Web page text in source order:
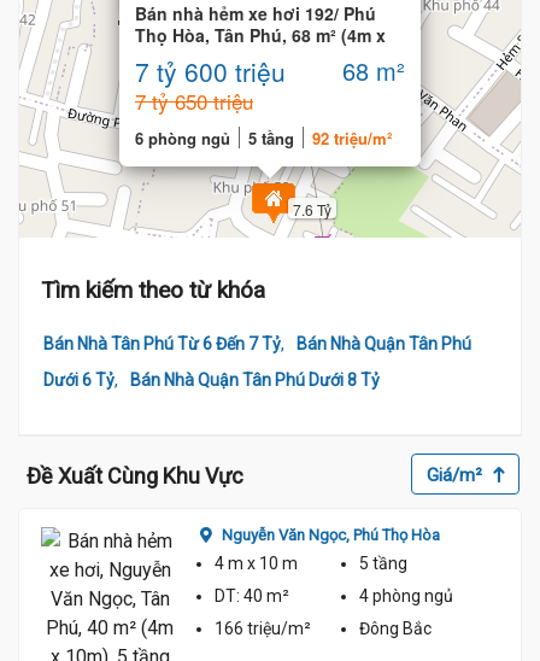
7.6 Tỷ
Bán nhà hẻm xe hơi 192/ Phú
Thọ Hòa, Tân Phú, 68 m² (4m x
17m), 5 tầng
7 tỷ 600 triệu 68 m²
7 tỷ 650 triệu
6 phòng ngủ 5 tầng 92 triệu/m²
Tìm kiếm theo từ khóa
Bán Nhà Tân Phú Từ 6 Đến 7 Tỷ,
Bán Nhà Quận Tân Phú
Dưới 6 Tỷ, Bán Nhà Quận Tân Phú Dưới 8 Tỷ
Đề Xuất Cùng Khu Vực Giá/m²
Nguyễn Văn Ngọc, Phú Thọ Hòa
4 m x 10 m
5 tầng
DT: 40 m² 4 phòng ngủ
166 triệu/m²
Đông Bắc